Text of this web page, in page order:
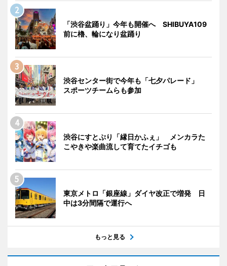
「渋谷盆踊り」今年も開催へ SHIBUYA109
前に櫓、輪になり盆踊り
渋谷センター街で今年も「七夕パレード」
スポーツチームらも参加
渋谷にすとぷり「縁日かふぇ」 メンカラた
こやきや楽曲流して育てたイチゴも
東京メトロ「銀座線」ダイヤ改正で増発 日
中は3分間隔で運行へ
もっと見る